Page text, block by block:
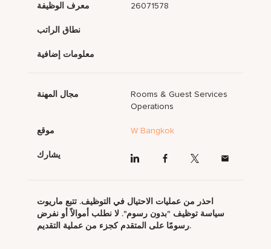
معرف الوظيفة 26071578
نطاق الراتب
معلومات إضافية
مجال المهنة
Rooms & Guest Services
Operations
موقع W Bangkok
يشارك
احذر من عمليات الاحتيال في التوظيف. تتبع ماريوت
سياسة توظيف "بدون رسوم". لا نطلب أموالاً أو نفرض
رسومًا على المتقدم كجزء من عملية التقديم.